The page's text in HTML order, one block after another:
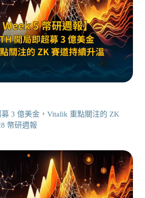
3 億美金，Vitalik 重點關注的 ZK
幣研週報